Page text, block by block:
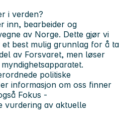
i verden?
inn, bearbeider og
av Norge. Dette gjør vi
best mulig grunnlag for å ta
av Forsvaret, men løser
politiske
informasjon om oss finner
Fokus -
vurdering av aktuelle